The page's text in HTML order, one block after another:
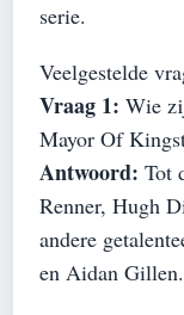
serie.
Veelgestelde
Vraag 1: Wie
Mayor Of
Antwoord: Tot
Renner, Hugh
andere
en Aidan Gillen.